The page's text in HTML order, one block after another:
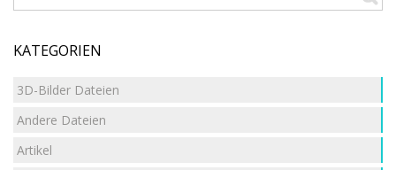
KATEGORIEN
3D-Bilder Dateien
Andere Dateien
Artikel